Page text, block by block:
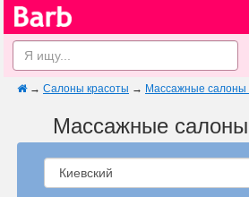
→ Салоны красоты → Массажные салоны
Массажные